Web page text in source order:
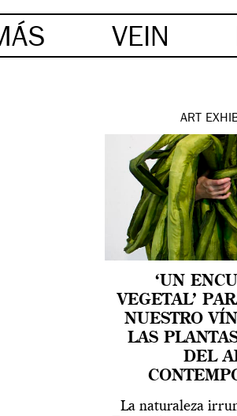
VEIN
ART
‘UN
VEGETAL’
NUESTRO
LAS
DEL
La naturaleza